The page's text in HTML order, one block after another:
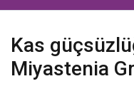
Kas
Miyastenia